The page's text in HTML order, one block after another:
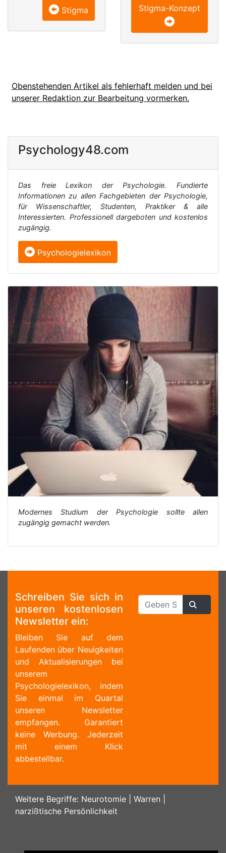
Stigma Stigma-Konzept
Obenstehenden Artikel als fehlerhaft melden und bei
unserer Redaktion zur Bearbeitung vormerken.
Psychology48.com
Das freie Lexikon der Psychologie. Fundierte
Informationen zu allen Fachgebieten der Psychologie,
für Wissenschaftler, Studenten, Praktiker & alle
Interessierten. Professionell dargeboten und kostenlos
zugängig.
Psychologielexikon
Modernes Studium der Psychologie sollte allen
zugängig gemacht werden.
Schreiben Sie sich in
unseren kostenlosen
Newsletter ein:
Bleiben Sie auf dem
Laufenden über Neuigkeiten
und Aktualisierungen bei
unserem
Psychologielexikon, indem
Sie einmal im Quartal
unseren Newsletter
empfangen. Garantiert
keine Werbung. Jederzeit
mit einem Klick
abbestellbar.
Weitere Begriffe: Neurotomie Warren
narzißtische Persönlichkeit